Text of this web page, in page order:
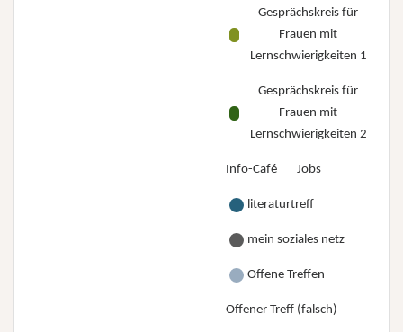
Gesprächskreis für
Frauen mit
Lernschwierigkeiten 1
Gesprächskreis für
Frauen mit
Lernschwierigkeiten 2
Info-Café Jobs
literaturtreff
mein soziales netz
Offene Treffen
Offener Treff (falsch)